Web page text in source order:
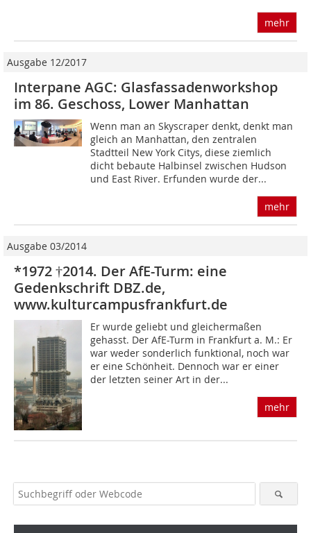
mehr
Ausgabe 12/2017
Interpane AGC: Glasfassadenworkshop
im 86. Geschoss, Lower Manhattan
Wenn man an Skyscraper denkt, denkt man
gleich an Manhattan, den zentralen
Stadtteil New York Citys, diese ziemlich
dicht bebaute Halbinsel zwischen Hudson
und East River. Erfunden wurde der...
mehr
Ausgabe 03/2014
*1972 †2014. Der AfE-Turm: eine
Gedenkschrift DBZ.de,
www.kulturcampusfrankfurt.de
Er wurde geliebt und gleichermaßen
gehasst. Der AfE-Turm in Frankfurt a. M.: Er
war weder sonderlich funktional, noch war
er eine Schönheit. Dennoch war er einer
der letzten seiner Art in der...
mehr